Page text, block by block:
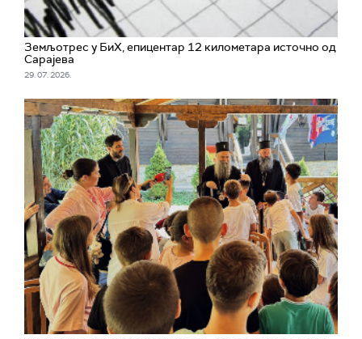
Земљотрес у БиХ, епицентар 12 километара источно од
Сарајева
29. 07. 2026.